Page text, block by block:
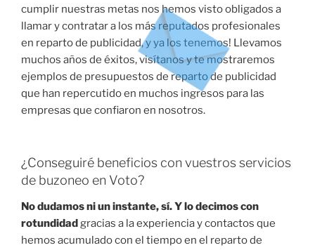
cumplir nuestras metas nos hemos visto obligados a
llamar y contratar a los más reputados profesionales
en reparto de publicidad, y ya los tenemos! Llevamos
muchos años de éxitos, visítanos y te mostraremos
ejemplos de presupuestos de reparto de publicidad
que han repercutido en muchos ingresos para las
empresas que confiaron en nosotros.
¿Conseguiré beneficios con vuestros servicios
de buzoneo en Voto?
No dudamos ni un instante, sí. Y lo decimos con
rotundidadgracias a la experiencia y contactos que
hemos acumulado con el tiempo en el reparto de